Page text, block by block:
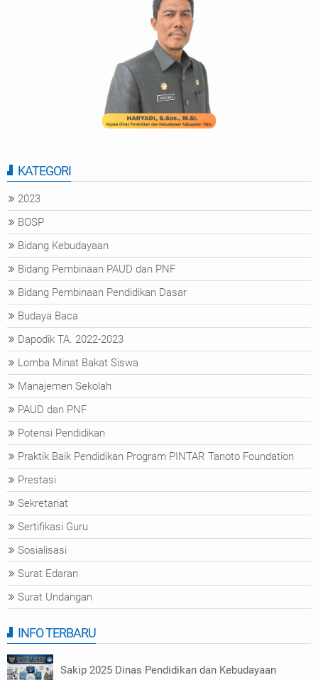
KATEGORI
2023
BOSP
Bidang Kebudayaan
Bidang Pembinaan PAUD dan PNF
Bidang Pembinaan Pendidikan Dasar
Budaya Baca
Dapodik TA. 2022-2023
Lomba Minat Bakat Siswa
Manajemen Sekolah
PAUD dan PNF
Potensi Pendidikan
Praktik Baik Pendidikan Program PINTAR Tanoto Foundation
Prestasi
Sekretariat
Sertifikasi Guru
Sosialisasi
Surat Edaran
Surat Undangan
INFO TERBARU
Sakip 2025 Dinas Pendidikan dan Kebudayaan